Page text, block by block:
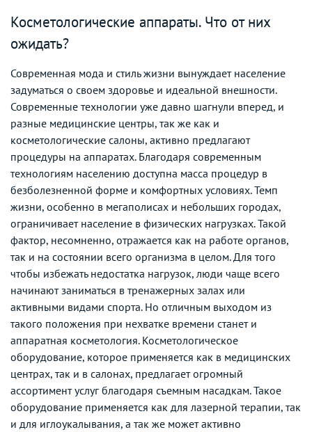
Косметологические аппараты. Что от них
ожидать?
Современная мода и стиль жизни вынуждает население
задуматься о своем здоровье и идеальной внешности.
Современные технологии уже давно шагнули вперед, и
разные медицинские центры, так же как и
косметологические салоны, активно предлагают
процедуры на аппаратах. Благодаря современным
технологиям населению доступна масса процедур в
безболезненной форме и комфортных условиях. Темп
жизни, особенно в мегаполисах и небольших городах,
ограничивает население в физических нагрузках. Такой
фактор, несомненно, отражается как на работе органов,
так и на состоянии всего организма в целом. Для того
чтобы избежать недостатка нагрузок, люди чаще всего
начинают заниматься в тренажерных залах или
активными видами спорта. Но отличным выходом из
такого положения при нехватке времени станет и
аппаратная косметология. Косметологическое
оборудование, которое применяется как в медицинских
центрах, так и в салонах, предлагает огромный
ассортимент услуг благодаря съемным насадкам. Такое
оборудование применяется как для лазерной терапии, так
и для иглоукалывания, а так же может активно